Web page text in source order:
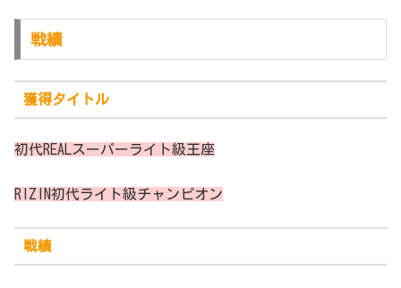
戦績
獲得タイトル
初代REALスーパーライト級王座
RIZIN初代ライト級チャンピオン
戦績